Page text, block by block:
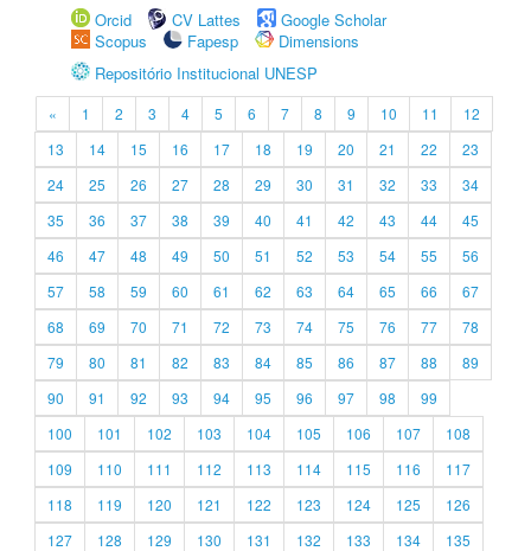
Orcid
CV Lattes
Google Scholar
Scopus
Fapesp
Dimensions
Repositório Institucional UNESP
« 1 2 3 4 5 6 7 8 9 10 11
12
13
14 15 16 17 18 19 20 21 22
23
24
25 26 27 28 29 30 31 32 33
34
35
36 37 38 39 40 41 42 43 44
45
46
47 48 49 50 51 52 53 54 55
56
57
58 59 60 61 62 63 64 65 66
67
68
69 70 71 72 73 74 75 76 77
78
79
80 81 82 83 84 85 86 87 88
89
90
91 92 93 94 95 96 97 98
99
100
101 102 103 104 105 106 107
108
109
110 111 112 113 114 115 116
117
118
119 120 121 122 123 124 125
126
127
128 129 130 131 132 133 134
135